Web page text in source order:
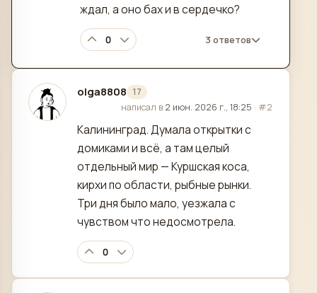
ждал, а оно бах и в сердечко?
0 3 ответов
olga8808 17
отредактировано
написал в 2 июн. 2026 г., 18:25 · #2
Калининград. Думала открытки с
домиками и всё, а там целый
отдельный мир — Куршская коса,
кирхи по области, рыбные рынки.
Три дня было мало, уезжала с
чувством что недосмотрела.
0